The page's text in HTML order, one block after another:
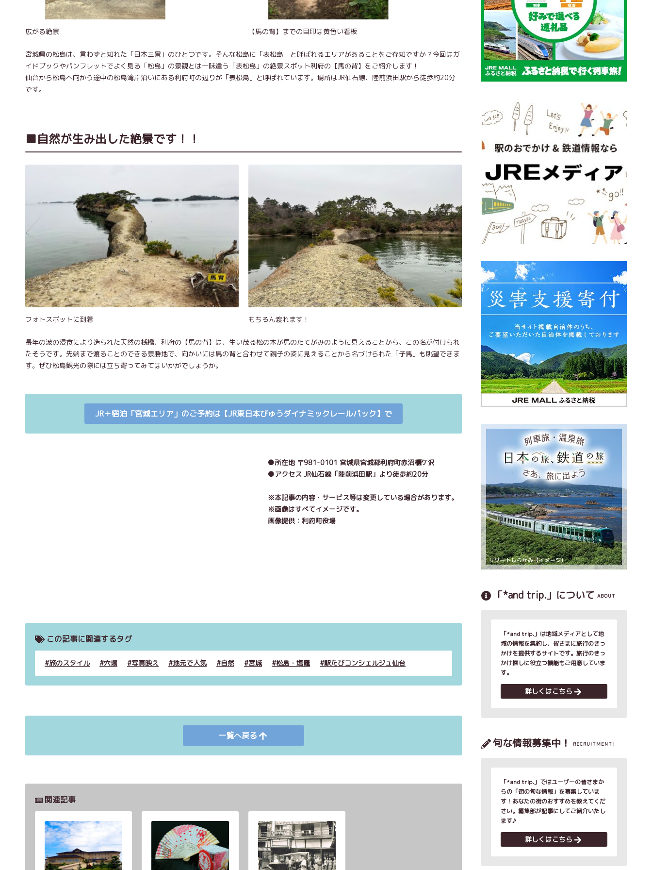
広がる絶景 【馬の背】までの目印は黄色い看板
宮城県の松島は、言わずと知れた「日本三景」のひとつです。そんな松島に「表松島」と呼ばれるエリアがあることをご存知ですか？今回はガ
イドブックやパンフレットでよく見る「松島」の景観とは一味違う「表松島」の絶景スポット利府の【馬の背】をご紹介します！
仙台から松島へ向かう途中の松島湾岸沿いにある利府町の辺りが「表松島」と呼ばれています。場所はJR仙石線、陸前浜田駅から徒歩約20分
です。
■自然が生み出した絶景です！！
フォトスポットに到着 もちろん渡れます！
長年の波の浸食により造られた天然の桟橋、利府の【馬の背】は、生い茂る松の木が馬のたてがみのように見えることから、この名が付けられ
たそうです。先端まで渡ることのできる景勝地で、向かいには馬の背と合わせて親子の姿に見えることから名づけられた「子馬」も眺望できま
す。ぜひ松島観光の際には立ち寄ってみてはいかがでしょうか。
JR＋宿泊「宮城エリア」のご予約は【JR東日本びゅうダイナミックレールパック】で
●所在地 〒981-0101 宮城県宮城郡利府町赤沼櫃ケ沢
●アクセス JR仙石線「陸前浜田駅」より徒歩約20分
※本記事の内容・サービス等は変更している場合があります。
※画像はすべてイメージです。
画像提供：利府町役場
この記事に関連するタグ
旅のスタイル 穴場 写真映え 地元で人気 自然 宮城 松島・塩竈 駅たびコンシェルジュ仙台
一覧へ戻る
関連記事
「*and trip.」について ABOUT
「*and trip.」は地域メディアとして地
域の情報を集約し、皆さまに旅行のきっ
かけを提供するサイトです。旅行のきっ
かけ探しに役立つ機能もご用意していま
す。
詳しくはこちら
旬な情報募集中！ RECRUITMENT!
「*and trip.」ではユーザーの皆さまか
らの「街の旬な情報」を募集していま
す！あなたの街のおすすめを教えてくだ
さい。編集部が記事にしてご紹介いたし
ます♪
詳しくはこちら